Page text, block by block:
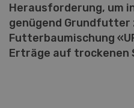
Herausforderung, um
genügend Grundfutter
Futterbaumischung
Erträge auf trockenen